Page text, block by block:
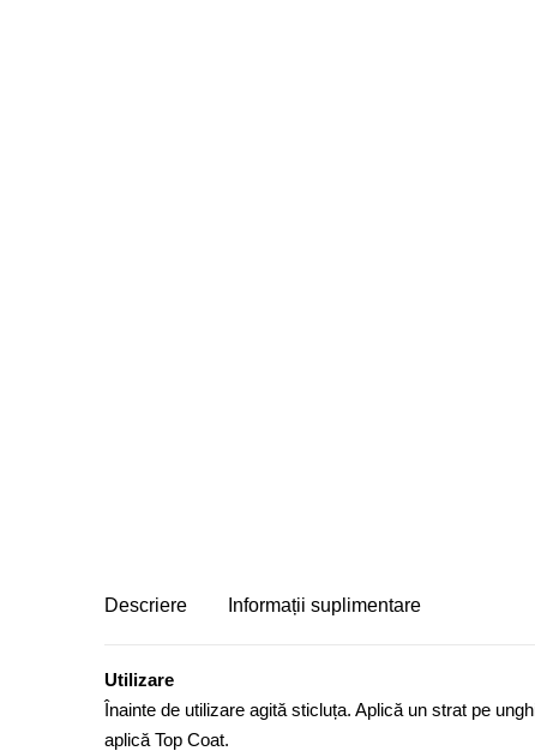
Descriere Informații suplimentare
Utilizare
Înainte de utilizare agită sticluța. Aplică un strat pe
aplică Top Coat.